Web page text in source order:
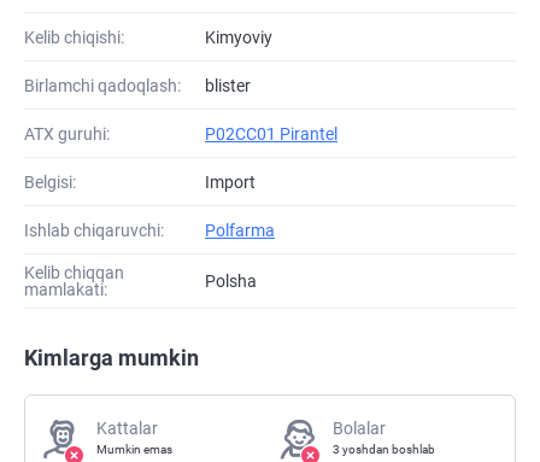
Kelib chiqishi: Kimyoviy
Birlamchi qadoqlash: blister
ATХ guruhi: P02CC01 Pirantel
Belgisi: Import
Ishlab chiqaruvchi: Polfarma
Kelib chiqqan
mamlakati:
Polsha
Kimlarga mumkin
Kattalar
Mumkin emas
Bolalar
3 yoshdan boshlab